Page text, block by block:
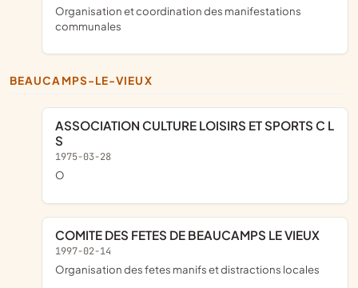
organisation et coordination des manifestations
communales
BEAUCAMPS-LE-VIEUX
ASSOCIATION CULTURE LOISIRS ET SPORTS C L
S
1975-03-28
O
COMITE DES FETES DE BEAUCAMPS LE VIEUX
1997-02-14
organisation des fetes manifs et distractions locales